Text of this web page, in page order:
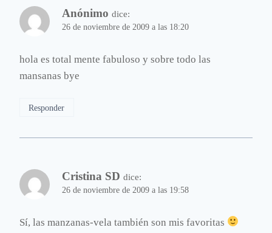
Anónimo dice:
26 de noviembre de 2009 a las 18:20
hola es total mente fabuloso y sobre todo las
mansanas bye
Responder
Cristina SD dice:
26 de noviembre de 2009 a las 19:58
Sí, las manzanas-vela también son mis favoritas